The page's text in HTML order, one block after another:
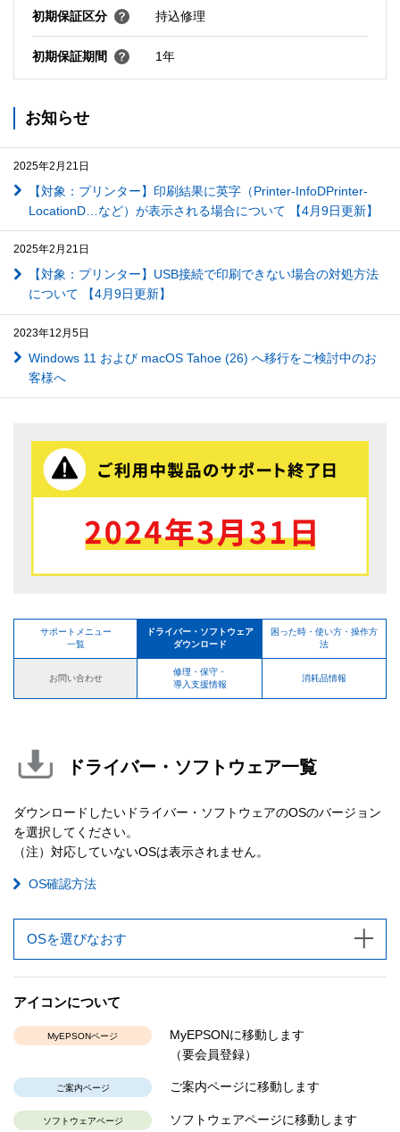
初期保証区分 持込修理
初期保証期間 1年
お知らせ
2025年2月21日
【対象：プリンター】印刷結果に英字（Printer-InfoDPrinter-
LocationD…など）が表示される場合について 【4月9日更新】
2025年2月21日
【対象：プリンター】USB接続で印刷できない場合の対処方法
について 【4月9日更新】
2023年12月5日
Windows 11 および macOS Tahoe (26) へ移行をご検討中のお
客様へ
サポートメニュー
一覧
ドライバー・ソフトウェア
ダウンロード
困った時・使い方・操作方
法
お問い合わせ
修理・保守・
導入支援情報
消耗品情報
ドライバー・ソフトウェア一覧
ダウンロードしたいドライバー・ソフトウェアのOSのバージョン
を選択してください。
（注）対応していないOSは表示されません。
OS確認方法
OSを選びなおす
アイコンについて
MyEPSONページ
MyEPSONに移動します
（要会員登録）
ご案内ページ ご案内ページに移動します
ソフトウェアページ ソフトウェアページに移動します